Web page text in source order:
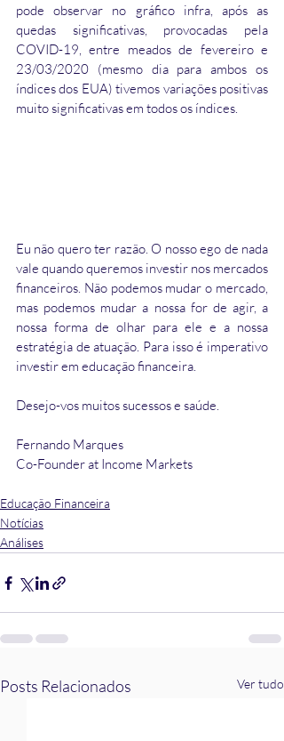
pode observar no gráfico infra, após as
quedas significativas, provocadas pela
COVID-19, entre meados de fevereiro e
23/03/2020 (mesmo dia para ambos os
índices dos EUA) tivemos variações positivas
muito significativas em todos os índices.
Eu não quero ter razão. O nosso ego de nada
vale quando queremos investir nos mercados
financeiros. Não podemos mudar o mercado,
mas podemos mudar a nossa for de agir, a
nossa forma de olhar para ele e a nossa
estratégia de atuação. Para isso é imperativo
investir em educação financeira.
Desejo-vos muitos sucessos e saúde.
Fernando Marques
Co-Founder at Income Markets
Educação Financeira
Notícias
Análises
Posts Relacionados Ver tudo